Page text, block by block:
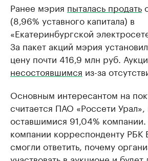
Ранее мэрия пыталась продать
(8,96% уставного капитала) в
«Екатеринбургской
За пакет акций мэрия
цену почти 416,9 млн руб.
несостоявшимся из-за
Основным интересантом на
считается ПАО «Россети Урал»,
оставшимися 91,04%
компании корреспонденту РБК
смогли ответить, почему